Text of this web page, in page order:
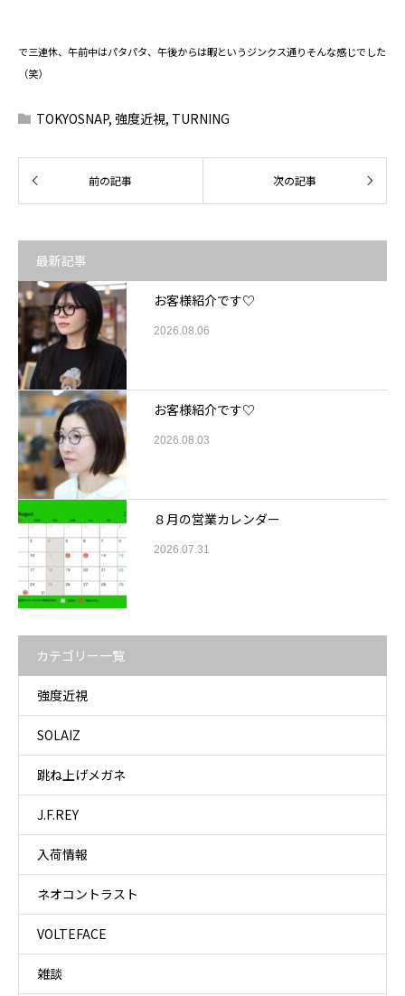
で三連休、午前中はパタパタ、午後からは暇というジンクス通りそんな感じでした
（笑）
TOKYOSNAP, 強度近視, TURNING
最新記事
お客様紹介です♡
2026.08.06
お客様紹介です♡
2026.08.03
８月の営業カレンダー
2026.07.31
カテゴリー一覧
強度近視
SOLAIZ
跳ね上げメガネ
J.F.REY
入荷情報
ネオコントラスト
VOLTEFACE
雑談